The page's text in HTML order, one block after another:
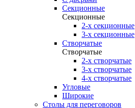
Секционные
Секционные
2-х секционные
3-х секционные
Створчатые
Створчатые
2-х створчатые
3-х створчатые
4-х створчатые
Угловые
Широкие
Столы для переговоров